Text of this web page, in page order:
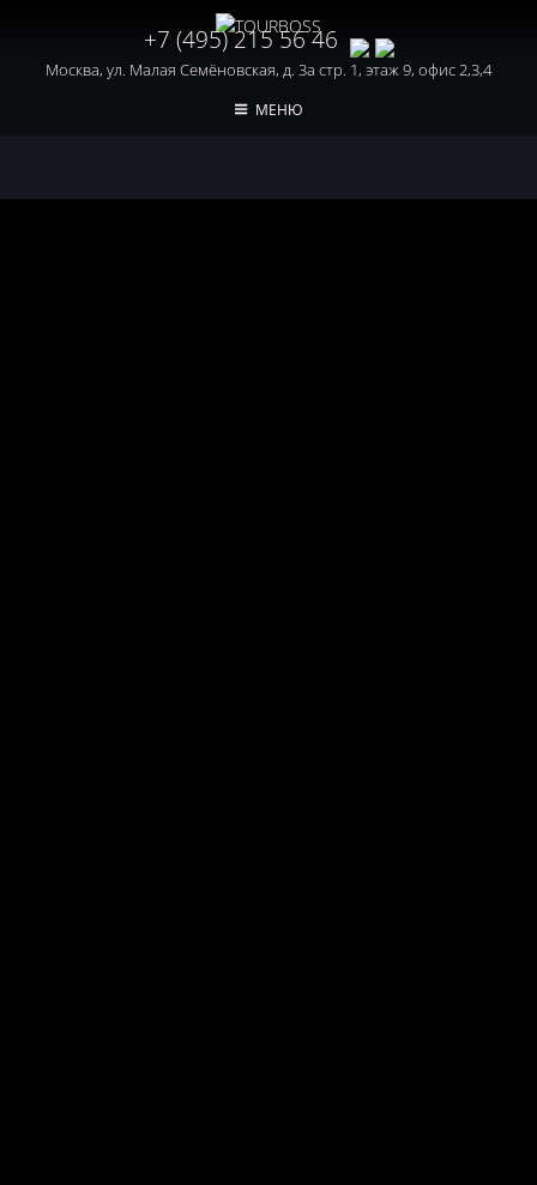
+7 (495) 215 56 46
Москва, ул. Малая Семёновская, д. 3а стр. 1, этаж 9, офис 2,3,4
МЕНЮ